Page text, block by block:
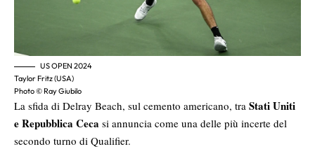
US OPEN 2024
Taylor Fritz (USA)
Photo © Ray Giubilo
La sfida di Delray Beach, sul cemento americano, tra Stati Uniti
e Repubblica Ceca si annuncia come una delle più incerte del
secondo turno di Qualifier.